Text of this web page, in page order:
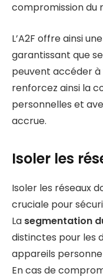
compromission du
L’A2F offre ainsi une
garantissant que
peuvent accéder à
renforcez ainsi la
personnelles et
accrue.
Isoler les
Isoler les réseaux
cruciale pour
La segmentation
distinctes pour les
appareils
En cas de